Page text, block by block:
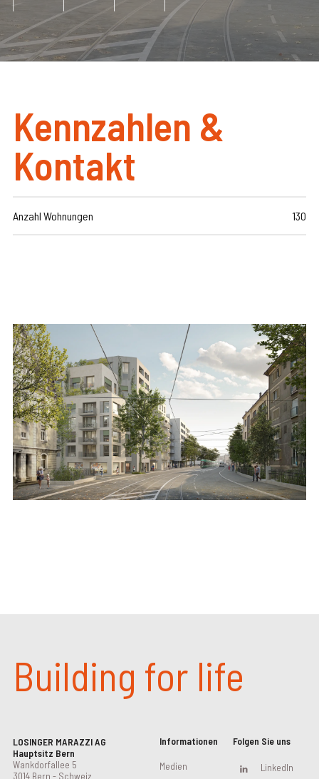
Kennzahlen &
Kontakt
Anzahl Wohnungen 130
Building for life
LOSINGER MARAZZI AG
Hauptsitz Bern
Wankdorfallee 5
3014 Bern - Schweiz
Informationen
Medien
Folgen Sie uns
LinkedIn